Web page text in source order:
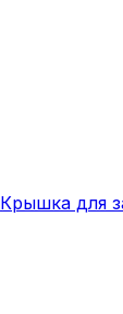
Крышка для